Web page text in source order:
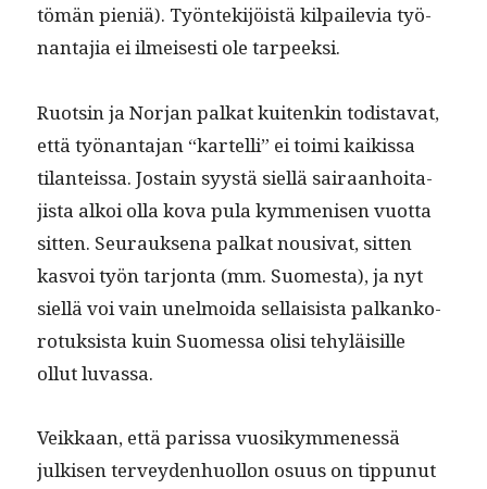
tömän pieniä). Työn­tek­i­jöistä kil­paile­via työ­
nan­ta­jia ei ilmeis­es­ti ole tarpeeksi.
Ruotsin ja Nor­jan palkat kuitenkin todis­ta­vat,
että työ­nan­ta­jan “kartel­li” ei toi­mi kaikissa
tilanteis­sa. Jostain syys­tä siel­lä sairaan­hoita­
jista alkoi olla kova pula kym­menisen vuot­ta
sit­ten. Seu­rauk­se­na palkat nousi­vat, sit­ten
kasvoi työn tar­jon­ta (mm. Suomes­ta), ja nyt
siel­lä voi vain unel­moi­da sel­l­ai­sista palkanko­
ro­tuk­sista kuin Suomes­sa olisi tehyläisille
ollut luvassa.
Veikkaan, että paris­sa vuosikymme­nessä
julkisen ter­vey­den­huol­lon osu­us on tip­punut